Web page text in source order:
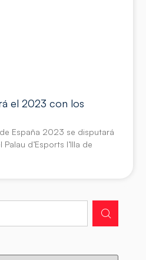
el 2023 con los
España 2023 se disputará
d’Esports l’Illa de